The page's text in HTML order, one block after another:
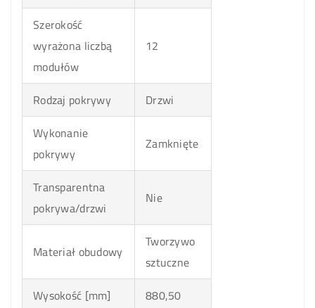
Szerokość
wyrażona liczbą
modułów
12
Rodzaj pokrywy
Drzwi
Wykonanie
pokrywy
Zamknięte
Transparentna
pokrywa/drzwi
Nie
Materiał obudowy
Tworzywo
sztuczne
Wysokość [mm]
880,50